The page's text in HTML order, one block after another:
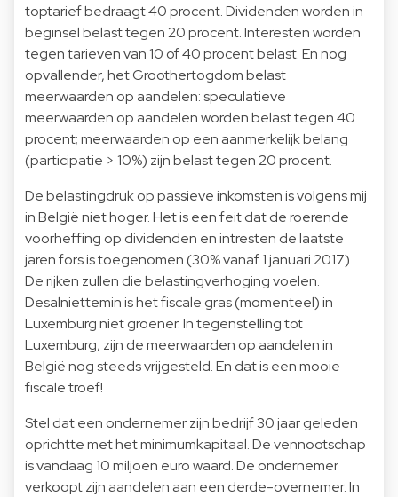
toptarief bedraagt 40 procent. Dividenden worden in
beginsel belast tegen 20 procent. Interesten worden
tegen tarieven van 10 of 40 procent belast. En nog
opvallender, het Groothertogdom belast
meerwaarden op aandelen: speculatieve
meerwaarden op aandelen worden belast tegen 40
procent; meerwaarden op een aanmerkelijk belang
(participatie > 10%) zijn belast tegen 20 procent.
De belastingdruk op passieve inkomsten is volgens mij
in België niet hoger. Het is een feit dat de roerende
voorheffing op dividenden en intresten de laatste
jaren fors is toegenomen (30% vanaf 1 januari 2017).
De rijken zullen die belastingverhoging voelen.
Desalniettemin is het fiscale gras (momenteel) in
Luxemburg niet groener. In tegenstelling tot
Luxemburg, zijn de meerwaarden op aandelen in
België nog steeds vrijgesteld. En dat is een mooie
fiscale troef!
Stel dat een ondernemer zijn bedrijf 30 jaar geleden
oprichtte met het minimumkapitaal. De vennootschap
is vandaag 10 miljoen euro waard. De ondernemer
verkoopt zijn aandelen aan een derde-overnemer. In